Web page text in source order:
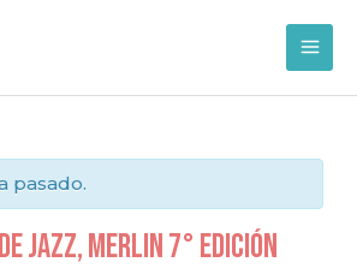
pasado.
Jazz, Merlin 7° Edición